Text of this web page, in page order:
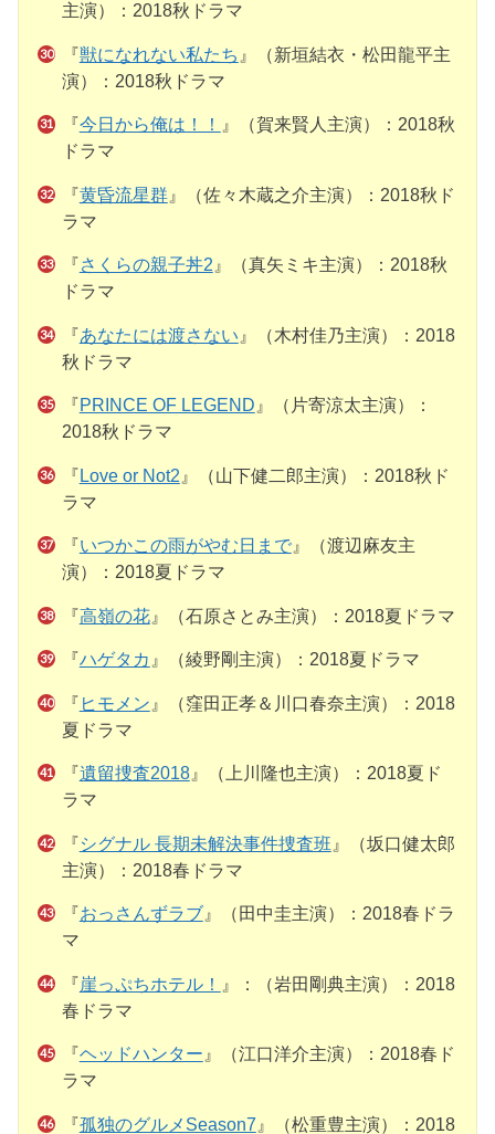
主演）：2018秋ドラマ
『獣になれない私たち 』（新垣結衣・松田龍平主
演）：2018秋ドラマ
『今日から俺は！！
』（賀来賢人主演）：2018秋
ドラマ
『黄昏流星群』（佐々木蔵之介主演）：2018秋ド
ラマ
『さくらの親子丼2 』（真矢ミキ主演）：2018秋
ドラマ
『あなたには渡さない 』（木村佳乃主演）：2018
秋ドラマ
『PRINCE OF LEGEND 』（片寄涼太主演）：
2018秋ドラマ
『 Love or Not2 』（山下健二郎主演）：2018秋ド
ラマ
『いつかこの雨がやむ日まで』（渡辺麻友主
演）：2018夏ドラマ
『高嶺の花』（石原さとみ主演）：2018夏ドラマ
『ハゲタカ 』（綾野剛主演）：2018夏ドラマ
『 ヒモメン 』（窪田正孝＆川口春奈主演）：2018
夏ドラマ
『遺留捜査2018』（上川隆也主演）：2018夏ド
ラマ
『シグナル 長期未解決事件捜査班 』（坂口健太郎
主演）：2018春ドラマ
『おっさんずラブ』（田中圭主演）：2018春ドラ
マ
『崖っぷちホテル！
』：（岩田剛典主演）：2018
春ドラマ
『ヘッドハンター 』（江口洋介主演）：2018春ド
ラマ
『孤独のグルメSeason7 』（松重豊主演）：2018